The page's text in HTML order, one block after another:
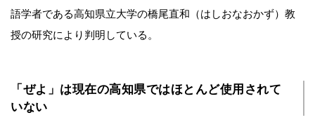
語学者である高知県立大学の橋尾直和（はしおなおかず）教
授の研究により判明している。
「ぜよ」は現在の高知県ではほとんど使用されて
いない